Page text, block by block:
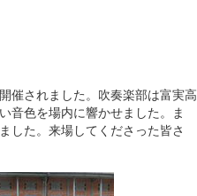
催されました。吹奏楽部は富実高
音色を場内に響かせました。ま
した。来場してくださった皆さ